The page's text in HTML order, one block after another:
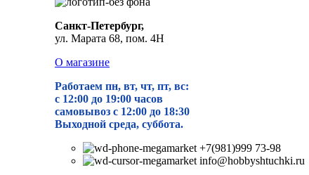
Санкт-Петербург,
ул. Марата 68, пом. 4Н
О магазине
Работаем пн, вт, чт, пт, вс:
с 12:00 до 19:00 часов
самовывоз с 12:00 до 18:30
Выходной среда, суббота.
+7(981)999 73-98
info@hobbyshtuchki.ru